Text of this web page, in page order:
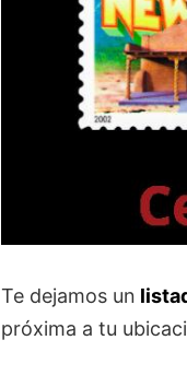
Te dejamos un
próxima a tu